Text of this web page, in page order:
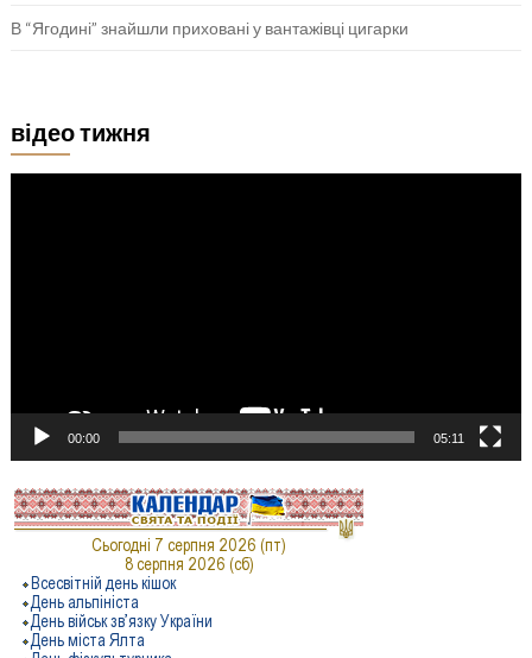
В “Ягодині” знайшли приховані у вантажівці цигарки
відео тижня
00:00 05:11